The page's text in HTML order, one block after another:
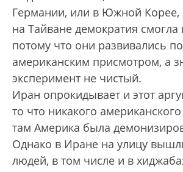
Германии, или в Южной Корее,
на Тайване демократия смогла
потому что они развивались
американским присмотром, а
эксперимент не чистый.
Иран опрокидывает и этот
то что никакого
там Америка была
Однако в Иране на улицу
людей, в том числе и в